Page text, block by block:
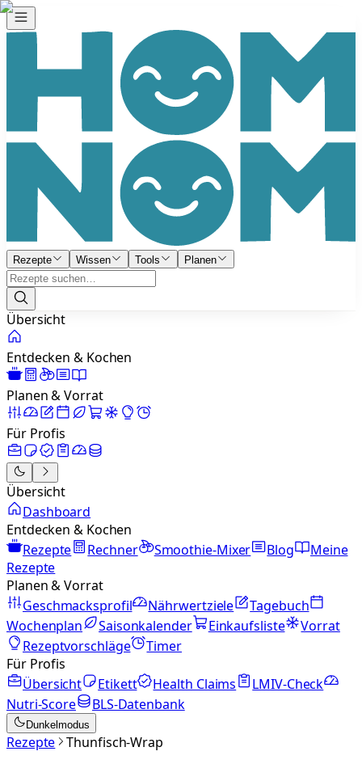
Rezepte Wissen Tools Planen
Übersicht
Entdecken & Kochen
Planen & Vorrat
Für Profis
Übersicht
Dashboard
Entdecken & Kochen
Rezepte
Rechner Smoothie-Mixer Blog
Meine
Rezepte
Planen & Vorrat
Geschmacksprofil
Nährwertziele
Tagebuch
Wochenplan
Saisonkalender Einkaufsliste
Vorrat
Rezeptvorschläge
Timer
Für Profis
Übersicht
Etikett Health Claims
LMIV-Check
Nutri-Score
BLS-Datenbank
Dunkelmodus
Rezepte Thunfisch-Wrap